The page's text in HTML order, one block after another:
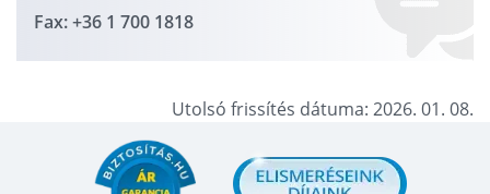
Fax: +36 1 700 1818
Utolsó frissítés dátuma: 2026. 01. 08.